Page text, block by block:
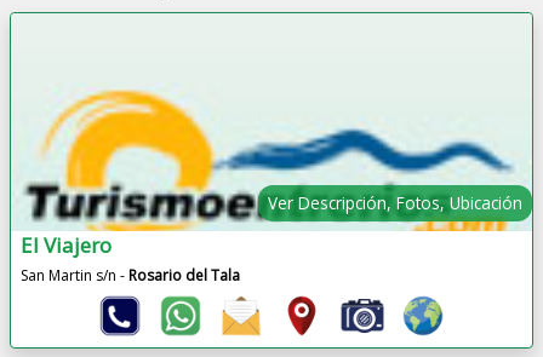
Ver Descripción, Fotos, Ubicación
El Viajero
San Martin s/n -Rosario del Tala